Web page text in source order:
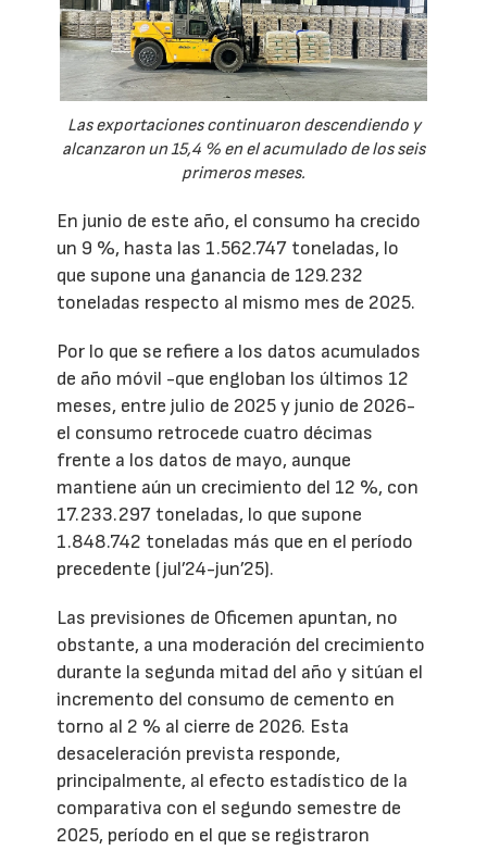
Las exportaciones continuaron descendiendo y
alcanzaron un 15,4 % en el acumulado de los seis
primeros meses.
En junio de este año, el consumo ha crecido
un 9 %, hasta las 1.562.747 toneladas, lo
que supone una ganancia de 129.232
toneladas respecto al mismo mes de 2025.
Por lo que se refiere a los datos acumulados
de año móvil -que engloban los últimos 12
meses, entre julio de 2025 y junio de 2026-
el consumo retrocede cuatro décimas
frente a los datos de mayo, aunque
mantiene aún un crecimiento del 12 %, con
17.233.297 toneladas, lo que supone
1.848.742 toneladas más que en el período
precedente (jul’24-jun’25).
Las previsiones de Oficemen apuntan, no
obstante, a una moderación del crecimiento
durante la segunda mitad del año y sitúan el
incremento del consumo de cemento en
torno al 2 % al cierre de 2026. Esta
desaceleración prevista responde,
principalmente, al efecto estadístico de la
comparativa con el segundo semestre de
2025, período en el que se registraron